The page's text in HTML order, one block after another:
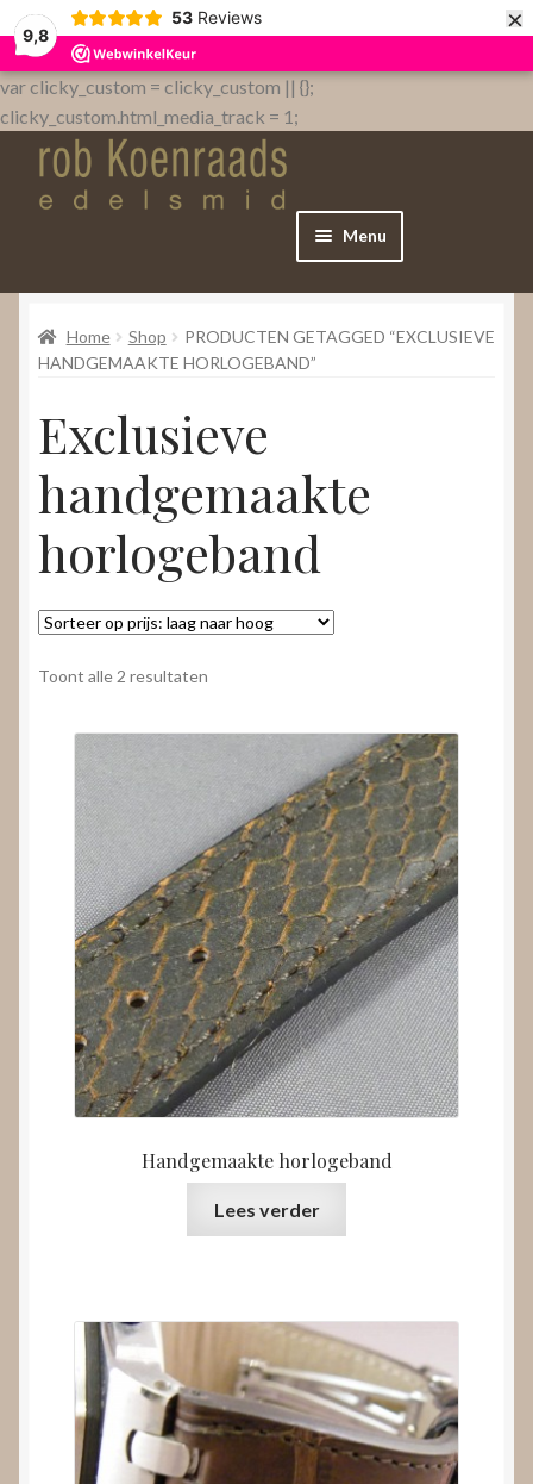
9,8
53 Reviews ×
var clicky_custom = clicky_custom || {};
clicky_custom.html_media_track = 1;
Menu
Home
WebShop
Over
Contact
Nieuws
Video’s
Home Shop
PRODUCTEN GETAGGED “EXCLUSIEVE
HANDGEMAAKTE HORLOGEBAND”
Exclusieve
handgemaakte
horlogeband
Toont alle 2 resultaten
hoog
Handgemaakte horlogeband
Lees verder